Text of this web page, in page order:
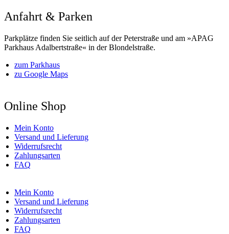
Anfahrt & Parken
Parkplätze finden Sie seitlich auf der Peterstraße und am »APAG
Parkhaus Adalbertstraße« in der Blondelstraße.
zum Parkhaus
zu Google Maps
Online Shop
Mein Konto
Versand und Lieferung
Widerrufsrecht
Zahlungsarten
FAQ
Mein Konto
Versand und Lieferung
Widerrufsrecht
Zahlungsarten
FAQ